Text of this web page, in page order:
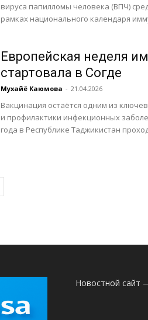
вируса папилломы человека (ВПЧ)
рамках национального календаря
Европейская неделя
стартовала в Согде
Мухайё Каюмова - 21.04.2026
Вакцинация остаётся одним из
и профилактики инфекционных
года в Республике Таджикистан
Новостной сайт